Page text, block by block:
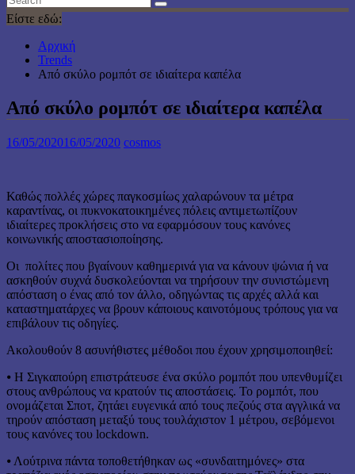
Είστε εδώ:
Αρχική
Trends
Από σκύλο ρομπότ σε ιδιαίτερα καπέλα
Από σκύλο ρομπότ σε ιδιαίτερα καπέλα
16/05/202016/05/2020 cosmos
Καθώς πολλές χώρες παγκοσμίως χαλαρώνουν τα μέτρα
καραντίνας, οι πυκνοκατοικημένες πόλεις αντιμετωπίζουν
ιδιαίτερες προκλήσεις στο να εφαρμόσουν τους κανόνες
κοινωνικής αποστασιοποίησης.
Οι πολίτες που βγαίνουν καθημερινά για να κάνουν ψώνια ή να
ασκηθούν συχνά δυσκολεύονται να τηρήσουν την συνιστώμενη
απόσταση ο ένας από τον άλλο, οδηγώντας τις αρχές αλλά και
καταστηματάρχες να βρουν κάποιους καινοτόμους τρόπους για να
επιβάλουν τις οδηγίες.
Ακολουθούν 8 ασυνήθιστες μέθοδοι που έχουν χρησιμοποιηθεί:
⦁ Η Σιγκαπούρη επιστράτευσε ένα σκύλο ρομπότ που υπενθυμίζει
στους ανθρώπους να κρατούν τις αποστάσεις. Το ρομπότ, που
ονομάζεται Σποτ, ζητάει ευγενικά από τους πεζούς στα αγγλικά να
τηρούν απόσταση μεταξύ τους τουλάχιστον 1 μέτρου, σεβόμενοι
τους κανόνες του lockdown.
⦁ Λούτρινα πάντα τοποθετήθηκαν ως «συνδαιτημόνες» στα